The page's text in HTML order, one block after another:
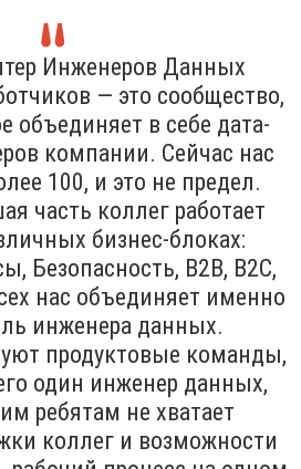
Инженеров Данных
— это сообщество,
объединяет в себе дата-
компании. Сейчас нас
100, и это не предел.
часть коллег работает
бизнес-блоках:
Безопасность, B2B, В2С,
нас объединяет именно
инженера данных.
продуктовые команды,
один инженер данных,
ребятам не хватает
коллег и возможности